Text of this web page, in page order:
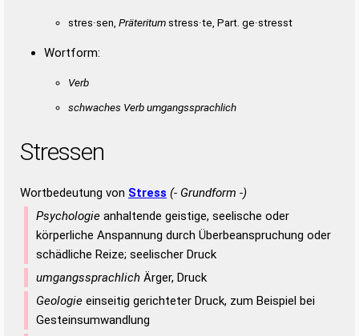
stres·sen, Präteritum stress·te, Part. ge·stresst
Wortform:
Verb
schwaches Verb umgangssprachlich
Stressen
Wortbedeutung von Stress (- Grundform -)
Psychologie anhaltende geistige, seelische oder
körperliche Anspannung durch Überbeanspruchung oder
schädliche Reize; seelischer Druck
umgangssprachlich Ärger, Druck
Geologie einseitig gerichteter Druck, zum Beispiel bei
Gesteinsumwandlung